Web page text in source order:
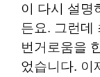
이 다시 설명
든요. 그런데
번거로움을
었습니다. 이